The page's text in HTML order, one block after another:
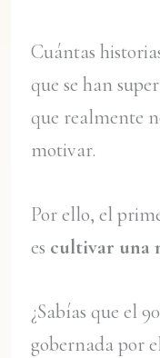
Cuántas
que se han
que realmente
motivar.
Por ello, el
es cultivar una
¿Sabías que el
gobernada por